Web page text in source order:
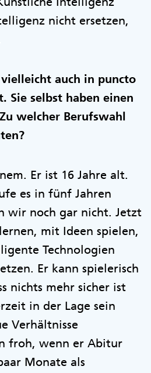
nicht ersetzen,
auch in puncto
Sie selbst haben einen
welcher Berufswahl
Er ist 16 Jahre alt.
es in fünf Jahren
wir noch gar nicht. Jetzt
mit Ideen spielen,
Technologien
Er kann spielerisch
nichts mehr sicher ist
in der Lage sein
Verhältnisse
froh, wenn er Abitur
Monate als